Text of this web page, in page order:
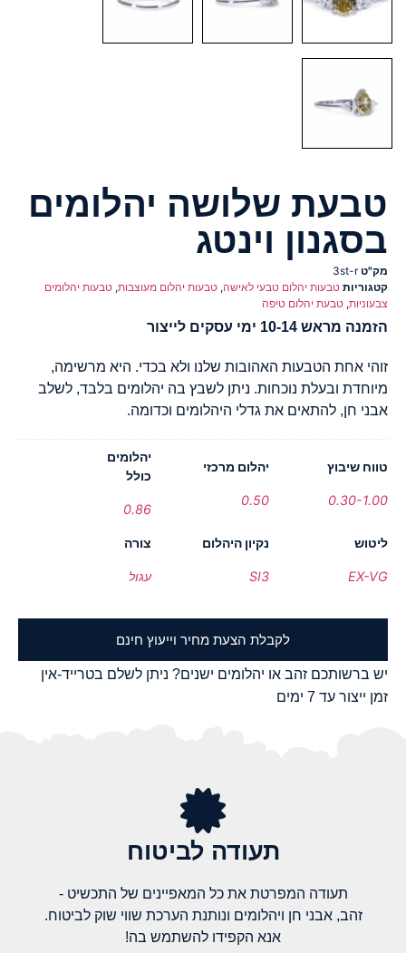
טבעת שלושה יהלומים
בסגנון וינטג
מק"ט3st-r
קטגוריות טבעות יהלום טבעי לאישה, טבעות יהלום מעוצבות, טבעות יהלומים
צבעוניות, טבעת יהלום טיפה
הזמנה מראש 10-14 ימי עסקים לייצור
זוהי אחת הטבעות האהובות שלנו ולא בכדי. היא מרשימה,
מיוחדת ובעלת נוכחות. ניתן לשבץ בה יהלומים בלבד, לשלב
אבני חן, להתאים את גדלי היהלומים וכדומה.
טווח שיבוץ
0.30-1.00
יהלום מרכזי
0.50
יהלומים
כולל
0.86
ליטוש
EX-VG
נקיון היהלום
SI3
צורה
עגול
לקבלת הצעת מחיר וייעוץ חינם
יש ברשותכם זהב או יהלומים ישנים? ניתן לשלם בטרייד-אין
זמן ייצור עד 7 ימים
תעודה לביטוח
תעודה המפרטת את כל המאפיינים של התכשיט -
זהב, אבני חן ויהלומים ונותנת הערכת שווי שוק לביטוח.
אנא הקפידו להשתמש בה!